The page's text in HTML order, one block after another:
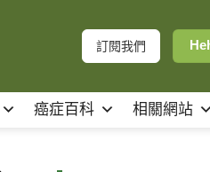
訂閱我們
癌症百科 相關網站